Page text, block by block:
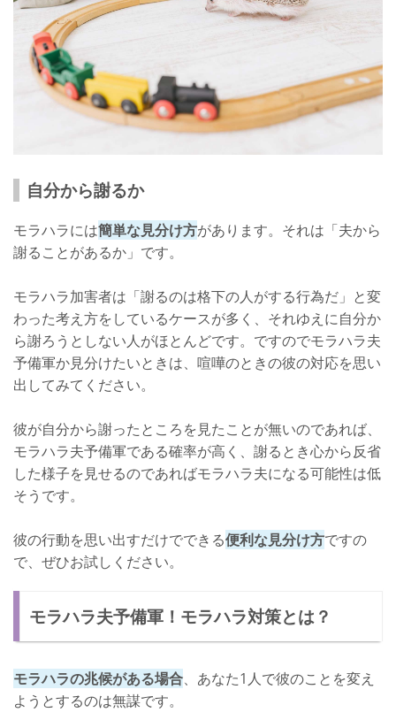
自分から謝るか
モラハラには簡単な見分け方があります。それは「夫から
謝ることがあるか」です。
モラハラ加害者は「謝るのは格下の人がする行為だ」と変
わった考え方をしているケースが多く、それゆえに自分か
ら謝ろうとしない人がほとんどです。ですのでモラハラ夫
予備軍か見分けたいときは、喧嘩のときの彼の対応を思い
出してみてください。
彼が自分から謝ったところを見たことが無いのであれば、
モラハラ夫予備軍である確率が高く、謝るとき心から反省
した様子を見せるのであればモラハラ夫になる可能性は低
そうです。
彼の行動を思い出すだけでできる便利な見分け方ですの
で、ぜひお試しください。
モラハラ夫予備軍！モラハラ対策とは？
モラハラの兆候がある場合、あなた1人で彼のことを変え
ようとするのは無謀です。